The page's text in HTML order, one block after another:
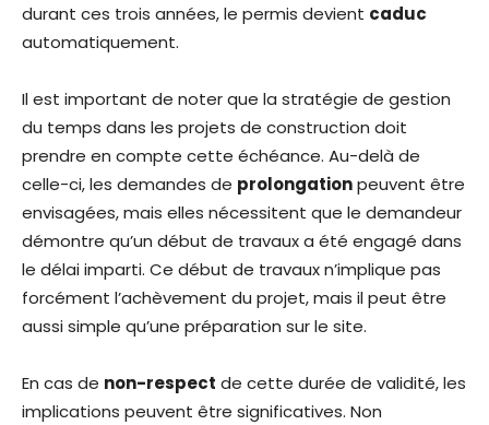
durant ces trois années, le permis devient caduc
automatiquement.
Il est important de noter que la stratégie de gestion
du temps dans les projets de construction doit
prendre en compte cette échéance. Au-delà de
celle-ci, les demandes de prolongationpeuvent être
envisagées, mais elles nécessitent que le demandeur
démontre qu’un début de travaux a été engagé dans
le délai imparti. Ce début de travaux n’implique pas
forcément l’achèvement du projet, mais il peut être
aussi simple qu’une préparation sur le site.
En cas de non-respect de cette durée de validité, les
implications peuvent être significatives. Non